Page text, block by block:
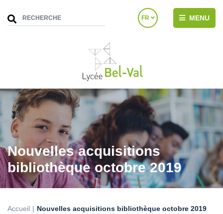
FR MENU
Nouvelles acquisitions
bibliothèque octobre 2019
Accueil Nouvelles acquisitions bibliothèque octobre 2019